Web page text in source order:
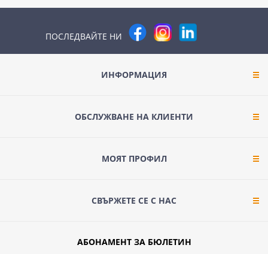
ПОСЛЕДВАЙТЕ НИ
ИНФОРМАЦИЯ
ОБСЛУЖВАНЕ НА КЛИЕНТИ
МОЯТ ПРОФИЛ
СВЪРЖЕТЕ СЕ С НАС
АБОНАМЕНТ ЗА БЮЛЕТИН